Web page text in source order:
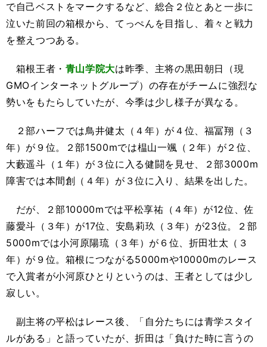
で自己ベストをマークするなど、総合２位とあと一歩に
泣いた前回の箱根から、てっぺんを目指し、着々と戦力
を整えつつある。
箱根王者・ 青山学院大は昨季、主将の黒田朝日（現
GMOインターネットグループ）の存在がチームに強烈な
勢いをもたらしていたが、今季は少し様子が異なる。
２部ハーフでは鳥井健太（４年）が４位、福冨翔（３
年）が９位。２部1500mでは榅山一颯（２年）が２位、
大藪遥斗（１年）が３位に入る健闘を見せ、２部3000m
障害では本間創（４年）が３位に入り、結果を出した。
だが、２部10000mでは平松享祐（４年）が12位、佐
藤愛斗（３年）が17位、安島莉玖（３年）が23位。２部
5000mでは小河原陽琉（３年）が６位、折田壮太（３
年）が９位。箱根につながる5000mや10000mのレース
で入賞者が小河原ひとりというのは、王者としては少し
寂しい。
副主将の平松はレース後、「自分たちには青学スタイ
ルがある」と語っていたが、折田は「負けた時に言うの